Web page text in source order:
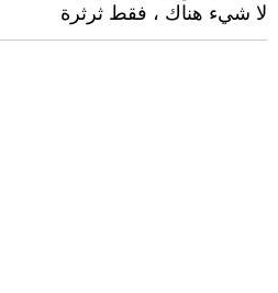
لا شيء هناك ، فقط ثرثرة